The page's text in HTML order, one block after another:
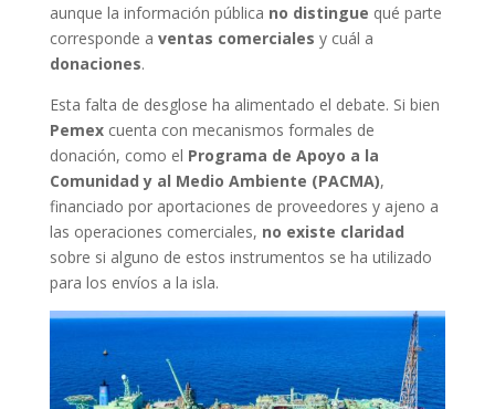
aunque la información pública no distingue qué parte
corresponde a ventas comerciales y cuál a
donaciones.
Esta falta de desglose ha alimentado el debate. Si bien
Pemexcuenta con mecanismos formales de
donación, como el Programa de Apoyo a la
Comunidad y al Medio Ambiente (PACMA),
financiado por aportaciones de proveedores y ajeno a
las operaciones comerciales, no existe claridad
sobre si alguno de estos instrumentos se ha utilizado
para los envíos a la isla.